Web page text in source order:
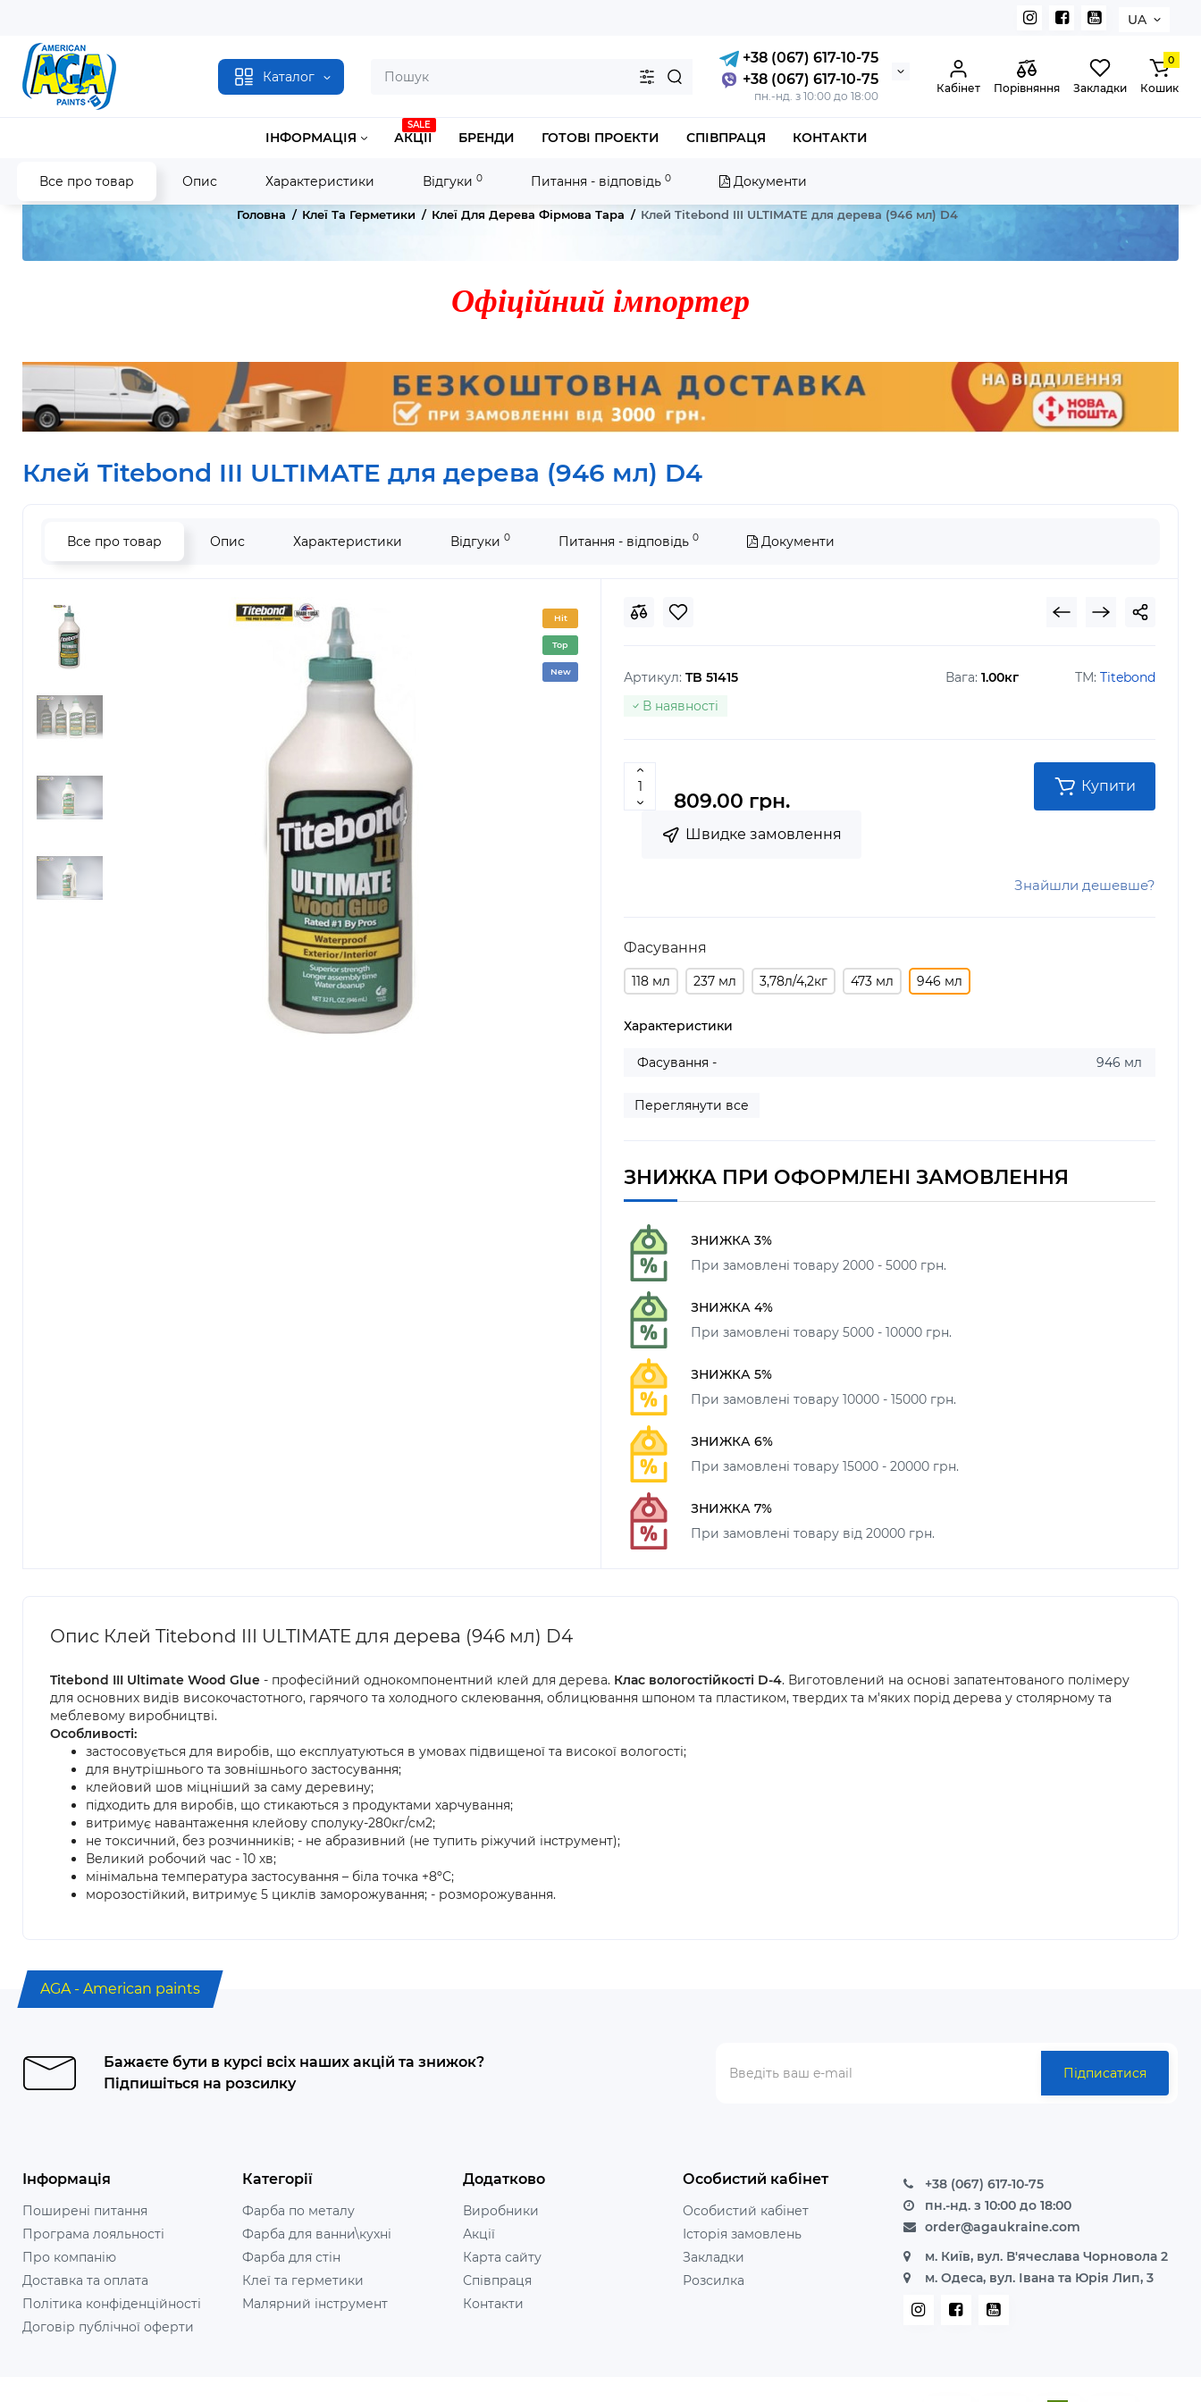
UA
Каталог
+38 (067) 617-10-75
+38 (067) 617-10-75
пн.-нд. з 10:00 до 18:00
Кабінет Порівняння Закладки
0
Кошик
ІНФОРМАЦІЯ
SALE
АКЦІЇ БРЕНДИ ГОТОВІ ПРОЕКТИ СПІВПРАЦЯ КОНТАКТИ
Все про товар Опис Характеристики Відгуки 0 Питання - відповідь 0 Документи
Головна Клеї Та Герметики Клеї Для Дерева Фірмова Тара Клей Titebond III ULTIMATE для дерева (946 мл) D4
Офіційний імпортер
Клей Titebond III ULTIMATE для дерева (946 мл) D4
Все про товар Опис Характеристики Відгуки 0 Питання - відповідь 0 Документи
Hit
Top
New Артикул: TB 51415 ТМ: Titebond
В наявності
Вага:1.00кг
809.00 грн.
Купити
Швидке замовлення
Знайшли дешевше?
Фасування
118 мл 237 мл 3,78л/4,2кг 473 мл 946 мл
Характеристики
Фасування - 946 мл
Переглянути все
ЗНИЖКА ПРИ ОФОРМЛЕНІ ЗАМОВЛЕННЯ
ЗНИЖКА 3%
При замовлені товару 2000 - 5000 грн.
ЗНИЖКА 4%
При замовлені товару 5000 - 10000 грн.
ЗНИЖКА 5%
При замовлені товару 10000 - 15000 грн.
ЗНИЖКА 6%
При замовлені товару 15000 - 20000 грн.
ЗНИЖКА 7%
При замовлені товару від 20000 грн.
Опис Клей Titebond III ULTIMATE для дерева (946 мл) D4
Titebond III Ultimate Wood Glue - професійний однокомпонентний клей для дерева. Клас вологостійкості D-4. Виготовлений на основі запатентованого полімеру
для основних видів високочастотного, гарячого та холодного склеювання, облицювання шпоном та пластиком, твердих та м'яких порід дерева у столярному та
меблевому виробництві.
Особливості:
застосовується для виробів, що експлуатуються в умовах підвищеної та високої вологості;
для внутрішнього та зовнішнього застосування;
клейовий шов міцніший за саму деревину;
підходить для виробів, що стикаються з продуктами харчування;
витримує навантаження клейову сполуку-280кг/см2;
не токсичний, без розчинників; - не абразивний (не тупить ріжучий інструмент);
Великий робочий час - 10 хв;
мінімальна температура застосування – біла точка +8ºС;
морозостійкий, витримує 5 циклів заморожування; - розморожування.
AGA - American paints
Бажаєте бути в курсі всіх наших акцій та знижок?
Підпишіться на розсилку
Підписатися
Інформація
Поширені питання
Програма лояльності
Про компанію
Доставка та оплата
Політика конфіденційності
Договір публічної оферти
Категорії
Фарба по металу
Фарба для ванни\кухні
Фарба для стін
Клеї та герметики
Малярний інструмент
Додатково
Виробники
Акції
Карта сайту
Співпраця
Контакти
Особистий кабінет
Особистий кабінет
Історія замовлень
Закладки
Розсилка
+38 (067) 617-10-75
пн.-нд. з 10:00 до 18:00
order@agaukraine.com
м. Київ, вул. В'ячеслава Чорновола 2
м. Одеса, вул. Івана та Юрія Лип, 3